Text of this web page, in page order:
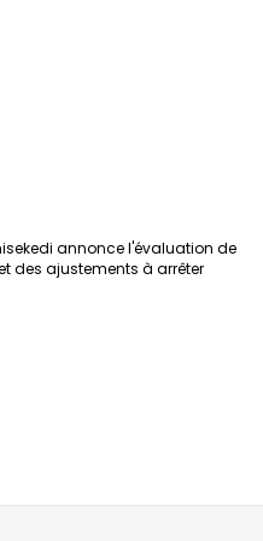
annonce l'évaluation de
des ajustements à arrêter